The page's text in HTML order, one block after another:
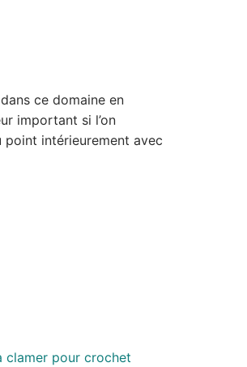
ce domaine en
important si l’on
point intérieurement avec